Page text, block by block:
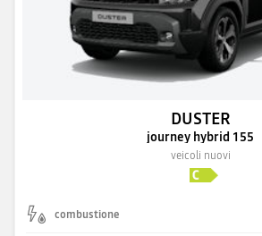
DUSTER
journey hybrid 155
veicoli nuovi
combustione